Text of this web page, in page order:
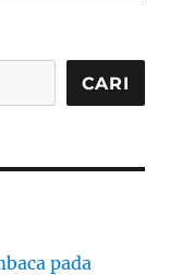
CARI
pada